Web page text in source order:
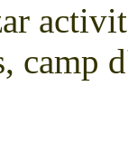
camp